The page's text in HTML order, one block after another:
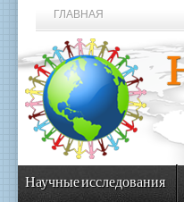
ГЛАВНАЯ
Научные исследования